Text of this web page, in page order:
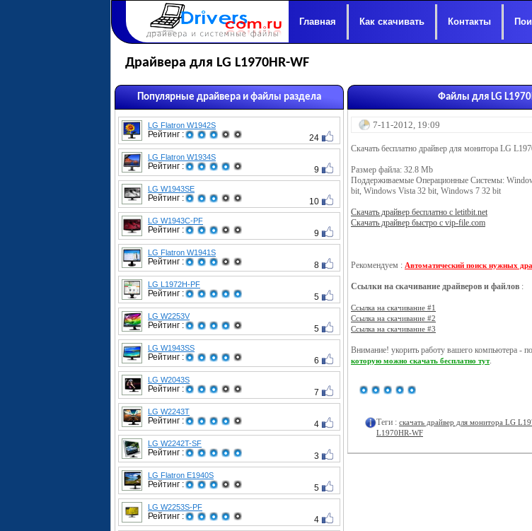
Главная Как скачивать Контакты
Драйвера для LG L1970HR-WF
Популярные драйвера и файлы раздела
LG Flatron W1942S
Рейтинг : 24
LG Flatron W1934S
Рейтинг : 9
LG W1943SE
Рейтинг : 10
LG W1943C-PF
Рейтинг : 9
LG Flatron W1941S
Рейтинг : 8
LG L1972H-PF
Рейтинг : 5
LG W2253V
Рейтинг : 5
LG W1943SS
Рейтинг : 6
LG W2043S
Рейтинг : 7
LG W2243T
Рейтинг : 4
LG W2242T-SF
Рейтинг : 3
LG Flatron E1940S
Рейтинг : 5
LG W2253S-PF
Рейтинг : 4
Файлы для LG
7-11-2012, 19:09
Скачать бесплатно драйвер для монитора LG
Размер файла: 32.8 Mb
Поддерживаемые Операционные Системы:
bit, Windows Vista 32 bit, Windows 7 32 bit
Скачать драйвер бесплатно с letitbit.net
Скачать драйвер быстро с vip-file.com
Рекомендуем : Автоматический поиск нужных
Ссылки на скачивание драйверов и файлов :
Ссылка на скачивание #1
Ссылка на скачивание #2
Ссылка на скачивание #3
Внимание! укорить работу вашего компьютера -
которую можно скачать бесплатно тут.
Теги : скачать драйвер для монитора LG
L1970HR-WF